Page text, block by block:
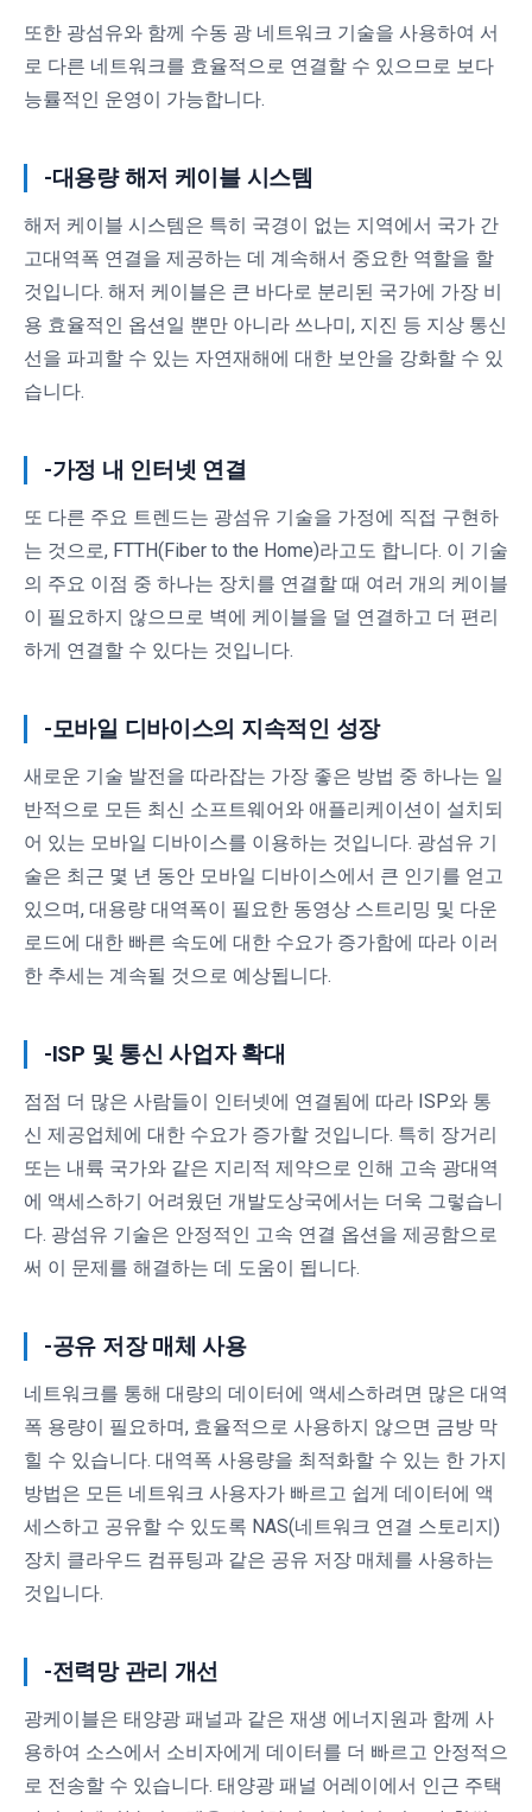
또한 광섬유와 함께 수동 광 네트워크 기술을 사용하여 서
로 다른 네트워크를 효율적으로 연결할 수 있으므로 보다
능률적인 운영이 가능합니다.
-대용량 해저 케이블 시스템
해저 케이블 시스템은 특히 국경이 없는 지역에서 국가 간
고대역폭 연결을 제공하는 데 계속해서 중요한 역할을 할
것입니다. 해저 케이블은 큰 바다로 분리된 국가에 가장 비
용 효율적인 옵션일 뿐만 아니라 쓰나미, 지진 등 지상 통신
선을 파괴할 수 있는 자연재해에 대한 보안을 강화할 수 있
습니다.
-가정 내 인터넷 연결
또 다른 주요 트렌드는 광섬유 기술을 가정에 직접 구현하
는 것으로, FTTH(Fiber to the Home)라고도 합니다. 이 기술
의 주요 이점 중 하나는 장치를 연결할 때 여러 개의 케이블
이 필요하지 않으므로 벽에 케이블을 덜 연결하고 더 편리
하게 연결할 수 있다는 것입니다.
-모바일 디바이스의 지속적인 성장
새로운 기술 발전을 따라잡는 가장 좋은 방법 중 하나는 일
반적으로 모든 최신 소프트웨어와 애플리케이션이 설치되
어 있는 모바일 디바이스를 이용하는 것입니다. 광섬유 기
술은 최근 몇 년 동안 모바일 디바이스에서 큰 인기를 얻고
있으며, 대용량 대역폭이 필요한 동영상 스트리밍 및 다운
로드에 대한 빠른 속도에 대한 수요가 증가함에 따라 이러
한 추세는 계속될 것으로 예상됩니다.
-ISP 및 통신 사업자 확대
점점 더 많은 사람들이 인터넷에 연결됨에 따라 ISP와 통
신 제공업체에 대한 수요가 증가할 것입니다. 특히 장거리
또는 내륙 국가와 같은 지리적 제약으로 인해 고속 광대역
에 액세스하기 어려웠던 개발도상국에서는 더욱 그렇습니
다. 광섬유 기술은 안정적인 고속 연결 옵션을 제공함으로
써 이 문제를 해결하는 데 도움이 됩니다.
-공유 저장 매체 사용
네트워크를 통해 대량의 데이터에 액세스하려면 많은 대역
폭 용량이 필요하며, 효율적으로 사용하지 않으면 금방 막
힐 수 있습니다. 대역폭 사용량을 최적화할 수 있는 한 가지
방법은 모든 네트워크 사용자가 빠르고 쉽게 데이터에 액
세스하고 공유할 수 있도록 NAS(네트워크 연결 스토리지)
장치 클라우드 컴퓨팅과 같은 공유 저장 매체를 사용하는
것입니다.
-전력망 관리 개선
광케이블은 태양광 패널과 같은 재생 에너지원과 함께 사
용하여 소스에서 소비자에게 데이터를 더 빠르고 안정적으
로 전송할 수 있습니다. 태양광 패널 어레이에서 인근 주택